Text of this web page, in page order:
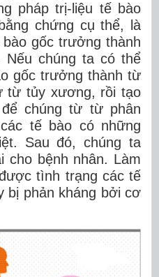
pháp trị-liệu tế bào
chứng cụ thể, là
gốc trưởng thành
Nếu chúng ta có thể
gốc trưởng thành từ
từ tủy xương, rồi tạo
chúng từ từ phân
tế bào có những
Sau đó, chúng ta
cho bệnh nhân. Làm
tình trạng các tế
bị phản kháng bởi cơ